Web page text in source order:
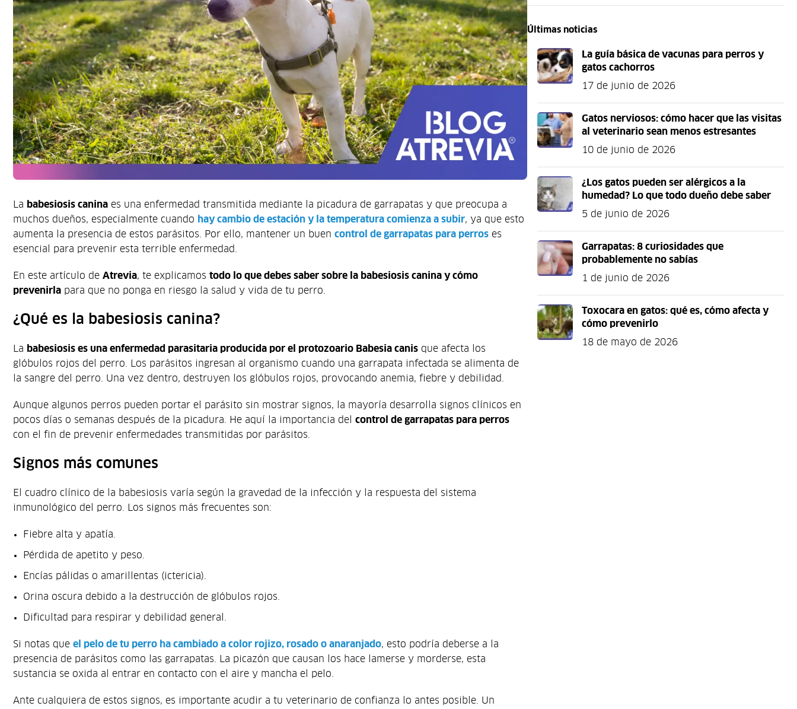
La babesiosis canina es una enfermedad transmitida mediante la picadura de garrapatas y que preocupa a
muchos dueños, especialmente cuando hay cambio de estación y la temperatura comienza a subir, ya que esto
aumenta la presencia de estos parásitos. Por ello, mantener un buen control de garrapatas para perros es
esencial para prevenir esta terrible enfermedad.
En este artículo de Atrevia, te explicamos todo lo que debes saber sobre la babesiosis canina y cómo
prevenirla para que no ponga en riesgo la salud y vida de tu perro.
¿Qué es la babesiosis canina?
La babesiosis es una enfermedad parasitaria producida por el protozoario Babesia canis que afecta los
glóbulos rojos del perro. Los parásitos ingresan al organismo cuando una garrapata infectada se alimenta de
la sangre del perro. Una vez dentro, destruyen los glóbulos rojos, provocando anemia, fiebre y debilidad.
Aunque algunos perros pueden portar el parásito sin mostrar signos, la mayoría desarrolla signos clínicos en
pocos días o semanas después de la picadura. He aquí la importancia del control de garrapatas para perros
con el fin de prevenir enfermedades transmitidas por parásitos.
Signos más comunes
El cuadro clínico de la babesiosis varía según la gravedad de la infección y la respuesta del sistema
inmunológico del perro. Los signos más frecuentes son:
Fiebre alta y apatía.
Pérdida de apetito y peso.
Encías pálidas o amarillentas (ictericia).
Orina oscura debido a la destrucción de glóbulos rojos.
Dificultad para respirar y debilidad general.
Si notas que el pelo de tu perro ha cambiado a color rojizo, rosado o anaranjado, esto podría deberse a la
presencia de parásitos como las garrapatas. La picazón que causan los hace lamerse y morderse, esta
sustancia se oxida al entrar en contacto con el aire y mancha el pelo.
Ante cualquiera de estos signos, es importante acudir a tu veterinario de confianza lo antes posible. Un
Últimas noticias
La guía básica de vacunas para perros y
gatos cachorros
17 de junio de 2026
Gatos nerviosos: cómo hacer que las visitas
al veterinario sean menos estresantes
10 de junio de 2026
¿Los gatos pueden ser alérgicos a la
humedad? Lo que todo dueño debe saber
5 de junio de 2026
Garrapatas: 8 curiosidades que
probablemente no sabías
1 de junio de 2026
Toxocara en gatos: qué es, cómo afecta y
cómo prevenirlo
18 de mayo de 2026